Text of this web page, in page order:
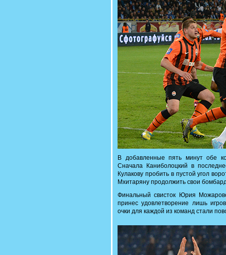
В добавленные пять минут обе
Сначала Каниболоцкий в
Кулакову пробить в пустой угол
Мхитаряну продолжить свои
Финальный свисток Юрия
принес удовлетворение лишь
очки для каждой из команд стали